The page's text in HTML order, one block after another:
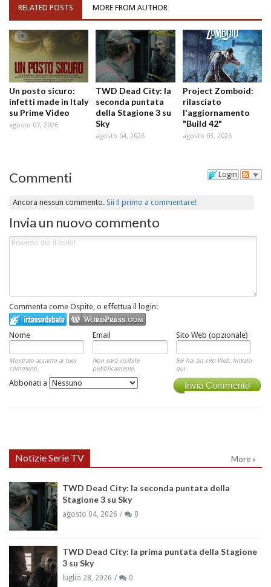
RELATED POSTS MORE FROM AUTHOR
Un posto sicuro:
infetti made in Italy
su Prime Video
agosto 07, 2026
TWD Dead City: la
seconda puntata
della Stagione 3 su
Sky
agosto 04, 2026
Project Zomboid:
rilasciato
l'aggiornamento
"Build 42"
agosto 03, 2026
Login
Commenti
Ancora nessun commento.Sii il primo a commentare!
Invia un nuovo commento
Commenta come Ospite, o effettua il login:
Nome Email Sito Web (opzionale)
Mostrato accanto ai tuoi
commenti.
Non sarà visibile
pubblicamente.
Sei hai un sito Web, linkalo
qui.
Invia Commento
Abbonati a
Notizie Serie TV More »
TWD Dead City: la seconda puntata della
Stagione 3 su Sky
agosto 04, 2026 0
TWD Dead City: la prima puntata della Stagione
3 su Sky
luglio 28, 2026 0